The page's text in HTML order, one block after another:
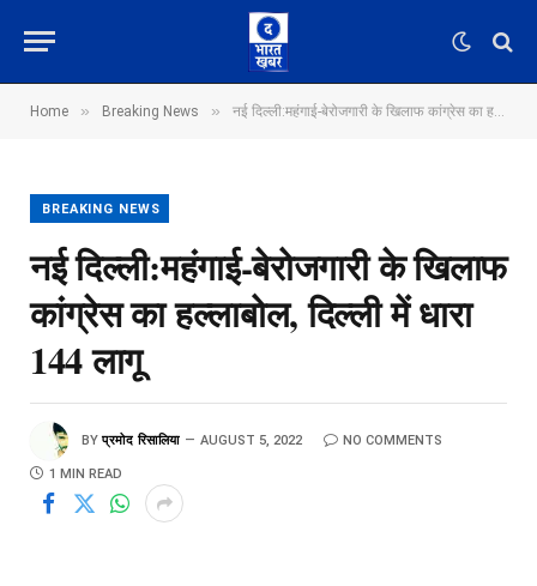
Home » Breaking News » नई दिल्ली:महंगाई-बेरोजगारी के खिलाफ कांग्रेस का हल्लाबोल, दिल्ली में धारा 144 लागू
BREAKING NEWS
नई दिल्ली:महंगाई-बेरोजगारी के खिलाफ
कांग्रेस का हल्लाबोल, दिल्ली में धारा
144 लागू
BY प्रमोद रिसालिया AUGUST 5, 2022 NO COMMENTS
1 MIN READ